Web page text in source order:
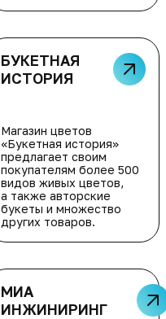
БУКЕТНАЯ
ИСТОРИЯ
Магазин цветов
«Букетная история»
предлагает своим
покупателям более 500
видов живых цветов,
а также авторские
букеты и множество
других товаров.
МИА
ИНЖИНИРИНГ